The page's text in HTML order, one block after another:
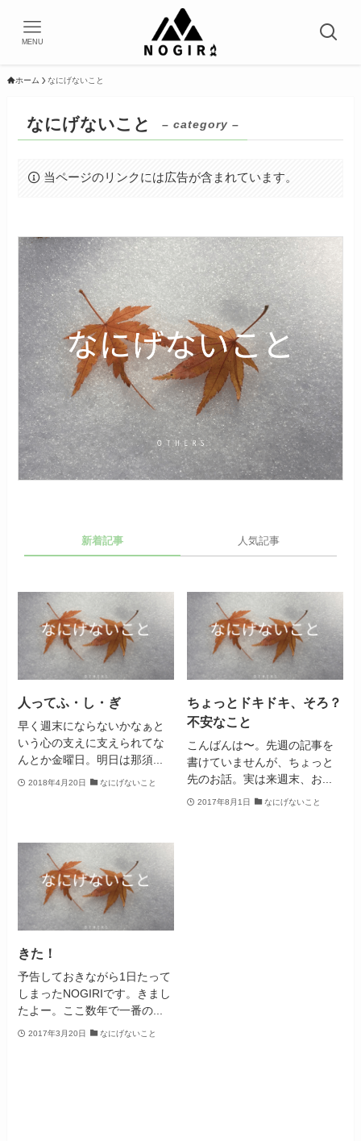
MENU
ホーム なにげないこと
なにげないこと – category –
当ページのリンクには広告が含まれています。
新着記事 人気記事
人ってふ・し・ぎ
早く週末にならないかなぁと
いう心の支えに支えられてな
んとか金曜日。明日は那須...
2018年4月20日 なにげないこと
ちょっとドキドキ、そろ？
不安なこと
こんばんは〜。先週の記事を
書けていませんが、ちょっと
先のお話。実は来週末、お...
2017年8月1日 なにげないこと
きた！
予告しておきながら1日たって
しまったNOGIRIです。きまし
たよー。ここ数年で一番の...
2017年3月20日 なにげないこと